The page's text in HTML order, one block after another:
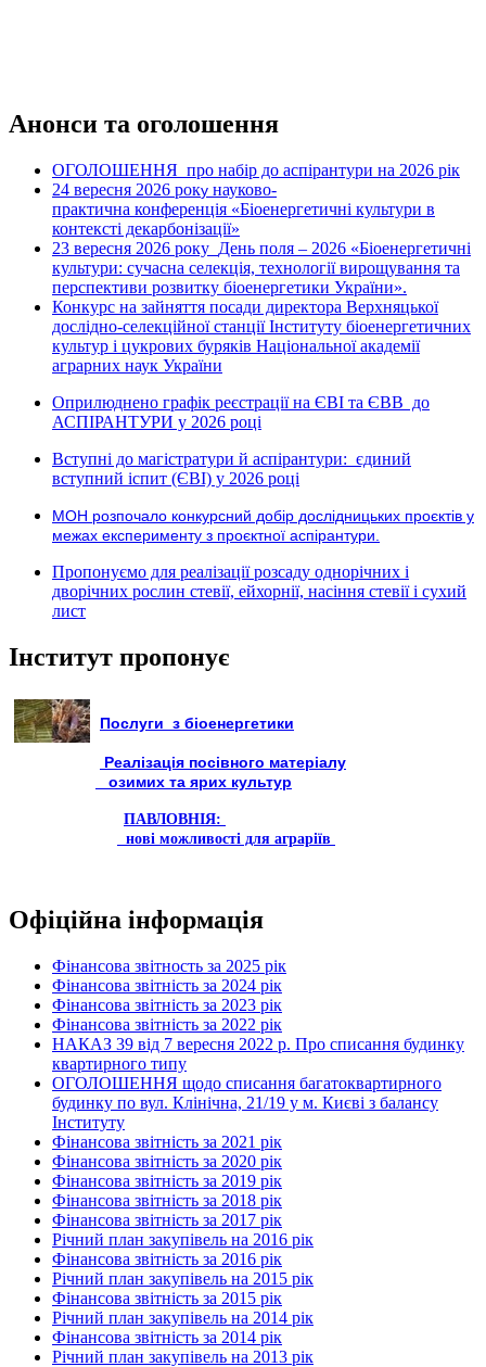
Анонси та оголошення
ОГОЛОШЕННЯ про набір до аспірантури на 2026 рік
24 вересня 2026 року науково-
практична конференція «Біоенергетичні культури в
контексті декарбонізації»
23 вересня 2026 року День поля – 2026 «Біоенергетичні
культури: сучасна селекція, технології вирощування та
перспективи розвитку біоенергетики України».
Конкурс на зайняття посади директора Верхняцької
дослідно-селекційної станції Інституту біоенергетичних
культур і цукрових буряків Національної академії
аграрних наук України
Оприлюднено графік реєстрації на ЄВІ та ЄВВ до
АСПІРАНТУРИ у 2026 році
Вступні до магістратури й аспірантури: єдиний
вступний іспит (ЄВІ) у 2026 році
МОН розпочало конкурсний добір дослідницьких проєктів у
межах експерименту з проєктної аспірантури.
Пропонуємо для реалізації розсаду однорічних і
дворічних рослин стевії, ейхорнії, насіння стевії і сухий
лист
Інститут пропонує
Послуги з біоенергетики
Реалізація посівного матеріалу
озимих та ярих культур
ПАВЛОВНІЯ:
нові можливості для аграріїв
Офіційна інформація
Фінансова звітность за 2025 рік
Фінансова звітність за 2024 рік
Фінансова звітність за 2023 рік
Фінансова звітність за 2022 рік
НАКАЗ 39 від 7 вересня 2022 р. Про списання будинку
квартирного типу
ОГОЛОШЕННЯ щодо списання багатоквартирного
будинку по вул. Клінічна, 21/19 у м. Києві з балансу
Інституту
Фінансова звітність за 2021 рік
Фінансова звітність за 2020 рік
Фінансова звітність за 2019 рік
Фінансова звітність за 2018 рік
Фінансова звітність за 2017 рік
Річний план закупівель на 2016 рік
Фінансова звітність за 2016 рік
Річний план закупівель на 2015 рік
Фінансова звітність за 2015 рік
Річний план закупівель на 2014 рік
Фінансова звітність за 2014 рік
Річний план закупівель на 2013 рік